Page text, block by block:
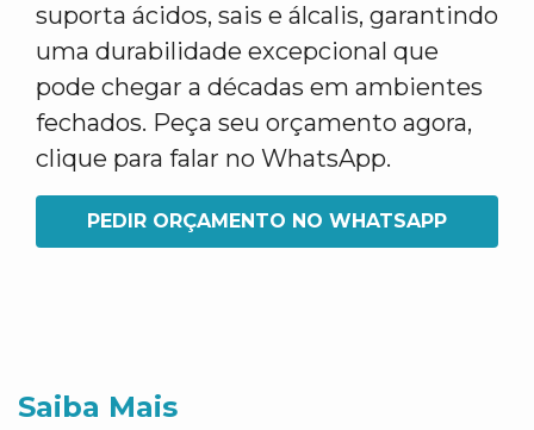
suporta ácidos, sais e álcalis, garantindo
uma durabilidade excepcional que
pode chegar a décadas em ambientes
fechados. Peça seu orçamento agora,
clique para falar no WhatsApp.
PEDIR ORÇAMENTO NO WHATSAPP
Saiba Mais